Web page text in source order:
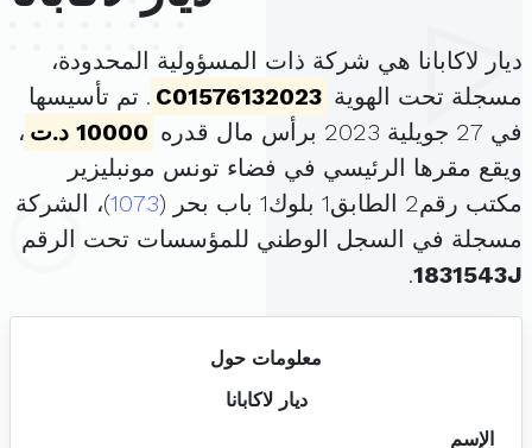
ديار لاكابانا هي شركة ذات المسؤولية المحدودة،
مسجلة تحت الهوية C01576132023 . تم تأسيسها
في 27 جويلية 2023 برأس مال قدره
10000 د.ت
،
ويقع مقرها الرئيسي في فضاء تونس مونبليزير
مكتب رقم2 الطابق1 بلوك1 باب بحر (
1073)، الشركة
مسجلة في السجل الوطني للمؤسسات تحت الرقم
1831543J
.
معلومات حول
ديار لاكابانا
الإسم